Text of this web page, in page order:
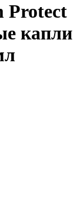
Protect
капли